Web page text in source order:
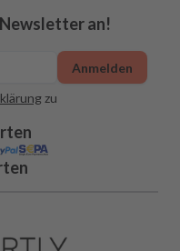
an!
zu
Anmelden